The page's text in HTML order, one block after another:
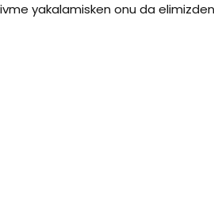
yakalamisken onu da elimizden